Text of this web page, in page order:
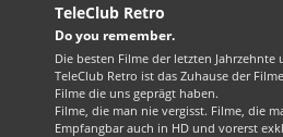
TeleClub Retro
Do you remember.
Die besten Filme der letzten
TeleClub Retro ist das Zuhause der
Filme die uns geprägt haben.
Filme, die man nie vergisst. Filme, die
Empfangbar auch in HD und vorerst